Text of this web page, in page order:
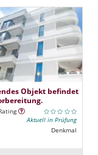
Objekt befindet
Aktuell in Prüfung
Denkmal